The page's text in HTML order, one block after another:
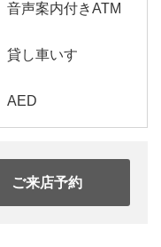
音声案内付きATM
貸し車いす
AED
ご来店予約